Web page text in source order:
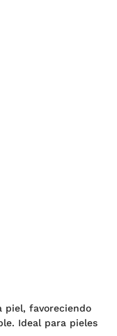
piel, favoreciendo
Ideal para pieles